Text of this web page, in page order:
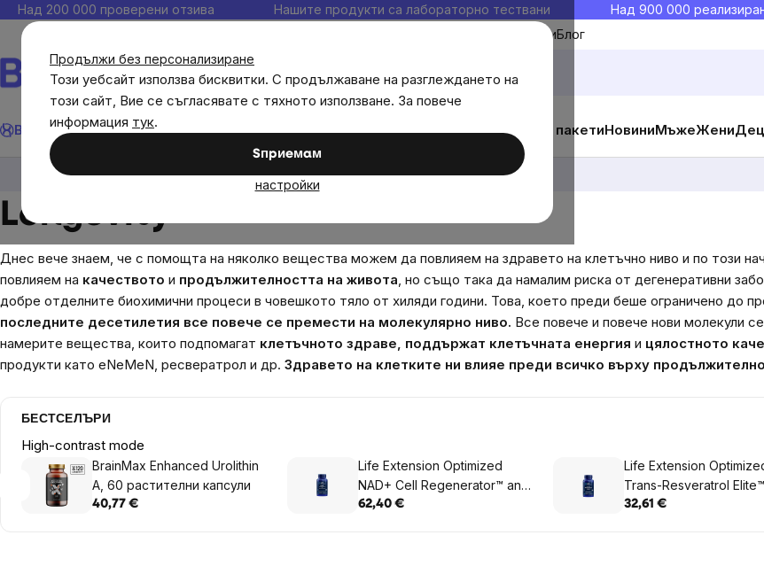
Продължи без персонализиране
Този уебсайт използва бисквитки. С продължаване на разглеждането на
този сайт, Вие се съгласявате с тяхното използване. За повече
информация тук.
Sпpиeмaм
настройки
Прескочи
към
съдържанието
Над 200 000 проверени отзива Нашите продукти са лабораторно тествани Над 900 000
Моите любимиБлог
Brainmax Имунитет Акции💪 WomenPowerЦелиДиетични добавкиИзгодни пакетиНовиниМъжеЖени
Longevity
Днес вече знаем, че с помощта на няколко вещества можем да повлияем на здравето на клетъчно ниво и по този
повлияем на качеството и продължителността на живота, но също така да намалим риска от дегенеративни
добре отделните биохимични процеси в човешкото тяло от хиляди години. Това, което преди беше ограничено до
последните десетилетия все повече се премести на молекулярно ниво. Все повече и повече нови молекули
намерите вещества, които подпомагат клетъчното здраве, поддържат клетъчната енергия и цялостното
продукти като eNeMeN, ресвератрол и др. Здравето на клетките ни влияе преди всичко върху
БЕСТСЕЛЪРИ
High-contrast mode
BrainMax Enhanced Urolithin
A, 60 растителни капсули
40,77 €
Life Extension Optimized
NAD+ Cell Regenerator™ and
Trans-Resveratrol,
62,40 €
Life Extension
Trans-Resveratrol
растителни капсули
32,61 €